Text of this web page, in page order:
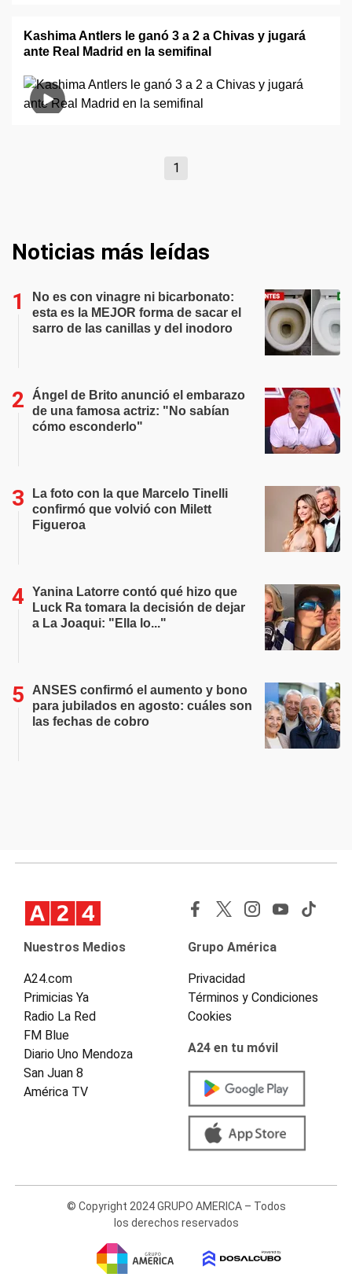
Kashima Antlers le ganó 3 a 2 a Chivas y jugará
ante Real Madrid en la semifinal
1
Noticias más leídas
No es con vinagre ni bicarbonato:
esta es la MEJOR forma de sacar el
sarro de las canillas y del inodoro
Ángel de Brito anunció el embarazo
de una famosa actriz: "No sabían
cómo esconderlo"
La foto con la que Marcelo Tinelli
confirmó que volvió con Milett
Figueroa
Yanina Latorre contó qué hizo que
Luck Ra tomara la decisión de dejar
a La Joaqui: "Ella lo..."
ANSES confirmó el aumento y bono
para jubilados en agosto: cuáles son
las fechas de cobro
Nuestros Medios
A24.com
Primicias Ya
Radio La Red
FM Blue
Diario Uno Mendoza
San Juan 8
América TV
Grupo América
Privacidad
Términos y Condiciones
Cookies
A24 en tu móvil
© Copyright 2024 GRUPO AMERICA – Todos
los derechos reservados